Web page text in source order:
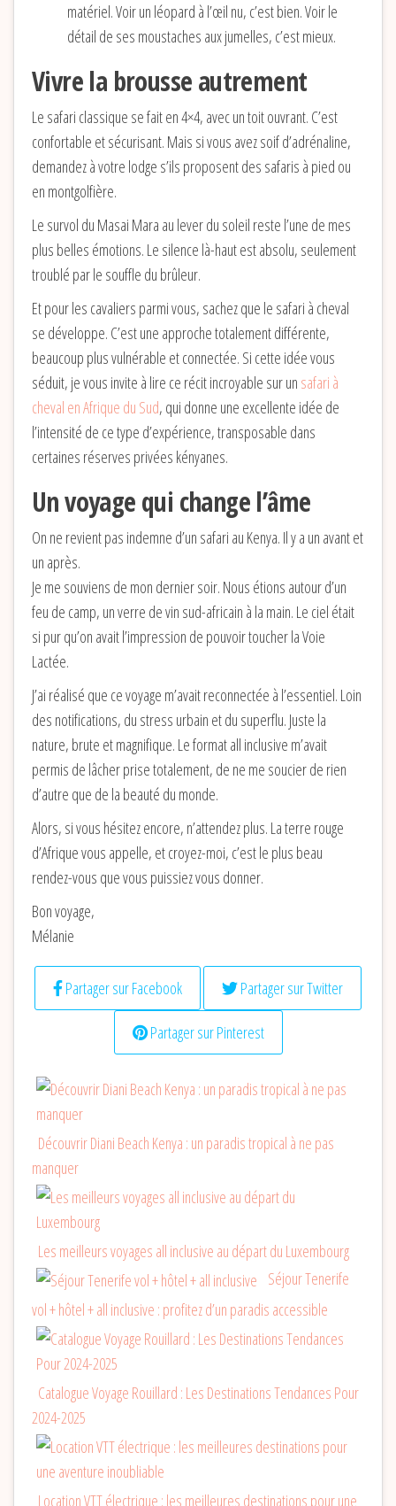
matériel. Voir un léopard à l’œil nu, c’est bien. Voir le
détail de ses moustaches aux jumelles, c’est mieux.
Vivre la brousse autrement
Le safari classique se fait en 4×4, avec un toit ouvrant. C’est
confortable et sécurisant. Mais si vous avez soif d’adrénaline,
demandez à votre lodge s’ils proposent des safaris à pied ou
en montgolfière.
Le survol du Masai Mara au lever du soleil reste l’une de mes
plus belles émotions. Le silence là-haut est absolu, seulement
troublé par le souffle du brûleur.
Et pour les cavaliers parmi vous, sachez que le safari à cheval
se développe. C’est une approche totalement différente,
beaucoup plus vulnérable et connectée. Si cette idée vous
séduit, je vous invite à lire ce récit incroyable sur un safari à
cheval en Afrique du Sud, qui donne une excellente idée de
l’intensité de ce type d’expérience, transposable dans
certaines réserves privées kényanes.
Un voyage qui change l’âme
On ne revient pas indemne d’un safari au Kenya. Il y a un avant et
un après.
Je me souviens de mon dernier soir. Nous étions autour d’un
feu de camp, un verre de vin sud-africain à la main. Le ciel était
si pur qu’on avait l’impression de pouvoir toucher la Voie
Lactée.
J’ai réalisé que ce voyage m’avait reconnectée à l’essentiel. Loin
des notifications, du stress urbain et du superflu. Juste la
nature, brute et magnifique. Le format all inclusive m’avait
permis de lâcher prise totalement, de ne me soucier de rien
d’autre que de la beauté du monde.
Alors, si vous hésitez encore, n’attendez plus. La terre rouge
d’Afrique vous appelle, et croyez-moi, c’est le plus beau
rendez-vous que vous puissiez vous donner.
Bon voyage,
Mélanie
Partager sur Facebook Partager sur Twitter
Partager sur Pinterest
Découvrir Diani Beach Kenya : un paradis tropical à ne pas
manquer
Les meilleurs voyages all inclusive au départ du Luxembourg
Séjour Tenerife
vol + hôtel + all inclusive : profitez d’un paradis accessible
Catalogue Voyage Rouillard : Les Destinations Tendances Pour
2024-2025
Location VTT électrique : les meilleures destinations pour une